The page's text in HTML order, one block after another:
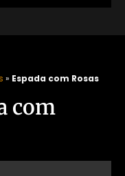
» Espada com Rosas
com